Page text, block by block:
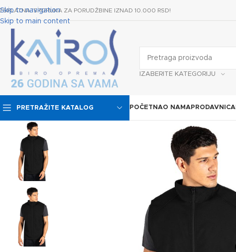
Skip to navigation
Skip to main content
ISPORUKA ZA PORUDŽBINE IZNAD 10.000 RSD!
IZABERITE KATEGORIJU
PRETRAŽITE KATALOG POČETNAO NAMAPRODAVNICA